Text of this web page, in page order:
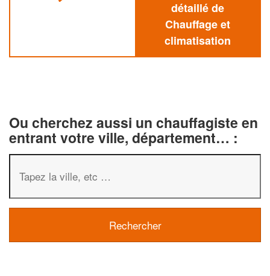
détaillé de
Chauffage et
climatisation
Ou cherchez aussi un chauffagiste en
entrant votre ville, département… :